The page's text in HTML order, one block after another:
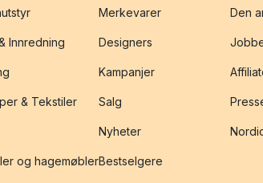
Innredning
& Tekstiler
og hagemøbler
Merkevarer
Designers
Kampanjer
Salg
Nyheter
Bestselgere
Den